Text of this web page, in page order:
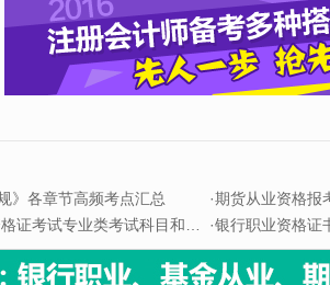
》各章节高频考点汇总 ·期货从业资格报
考试专业类考试科目和题型 ·银行职业资格证书